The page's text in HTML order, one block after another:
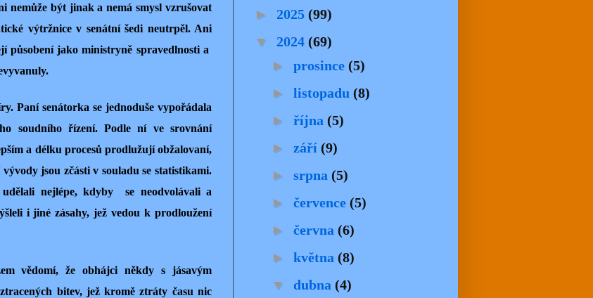
nemůže být jinak a nemá smysl vzrušovat
výtržnice v senátní šedi neutrpěl. Ani
působení jako ministryně spravedlnosti a
Paní senátorka se jednoduše vypořádala
soudního řízení. Podle ní ve srovnání
a délku procesů prodlužují obžalovaní,
jsou zčásti v souladu se statistikami.
nejlépe, kdyby se neodvolávali a
i jiné zásahy, jež vedou k prodloužení
vědomí, že obhájci někdy s jásavým
bitev, jež kromě ztráty času nic
► 2025 (99)
▼ 2024 (69)
► prosince (5)
► listopadu (8)
► října (5)
► září (9)
► srpna (5)
► července (5)
► června (6)
► května (8)
▼ dubna (4)